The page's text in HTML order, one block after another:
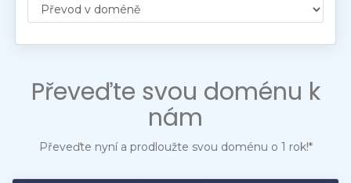
Převeďte svou doménu k
nám
Převeďte nyní a prodloužte svou doménu o 1 rok!*